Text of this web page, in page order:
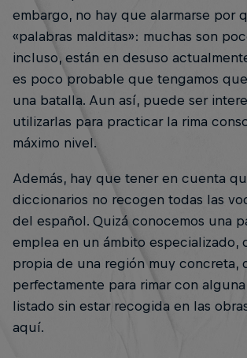
embargo, no hay que alarmarse por
«palabras malditas»: muchas son
incluso, están en desuso
es poco probable que tengamos
una batalla. Aun así, puede ser
utilizarlas para practicar la rima
máximo nivel.
Además, hay que tener en cuenta
diccionarios no recogen todas las
del español. Quizá conocemos una
emplea en un ámbito especializado,
propia de una región muy concreta,
perfectamente para rimar con
listado sin estar recogida en las
aquí.